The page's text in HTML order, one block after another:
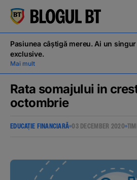
кириллица
BT Pay
Pasiunea câștigă mereu. Ai un
exclusive.
Mai mult
Rata somajului in
octombrie
EDUCAȚIE FINANCIARĂ 03 DECEMBER 2020